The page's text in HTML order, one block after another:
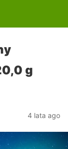
g
4 lata ago